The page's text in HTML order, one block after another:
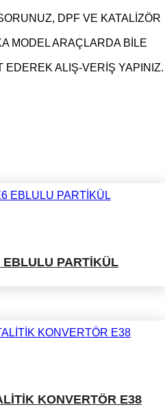
DPF VE KATALİZÖR
MODEL ARAÇLARDA BİLE
EDEREK ALIŞ-VERİŞ YAPINIZ.
EBLULU PARTİKÜL
KONVERTÖR E38